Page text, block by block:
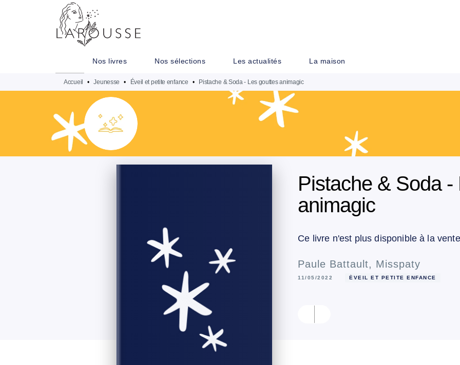
MENU
Nos livres Nos sélections Les actualités La maison
Accueil • Jeunesse • Éveil et petite enfance • Pistache & Soda - Les gouttes animagic
Pistache & Soda -
animagic
Ce livre n'est plus disponible à la vente
Paule Battault, Misspaty
11/05/2022 ÉVEIL ET PETITE ENFANCE